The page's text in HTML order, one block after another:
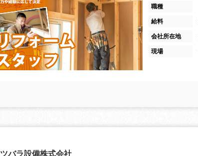
職種
給料
会社所在地
現場
バラ設備株式会社